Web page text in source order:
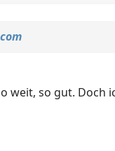
weit, so gut.